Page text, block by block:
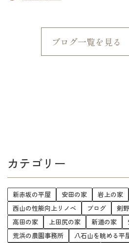
ブログ一覧を見る
カテゴリー
新赤坂の平屋 安田の家 岩上の家
西山の性能向上リノベ
ブログ 剣
高田の家
上田尻の家 新道の家
荒浜の農園事務所
八石山を眺める平